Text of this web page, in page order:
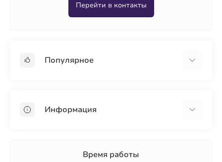
Перейти в контакты
Популярное
ПенопластИнформация
Время работы